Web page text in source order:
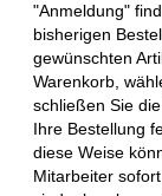
"Anmeldung"
bisherigen
gewünschten
Warenkorb,
schließen Sie
Ihre Bestellung
diese Weise
Mitarbeiter